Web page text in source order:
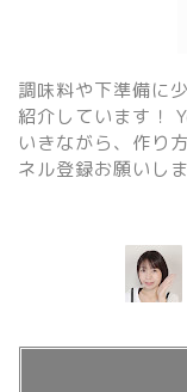
調味料や下準備に
紹介しています！
いきながら、作り
ネル登録お願いし